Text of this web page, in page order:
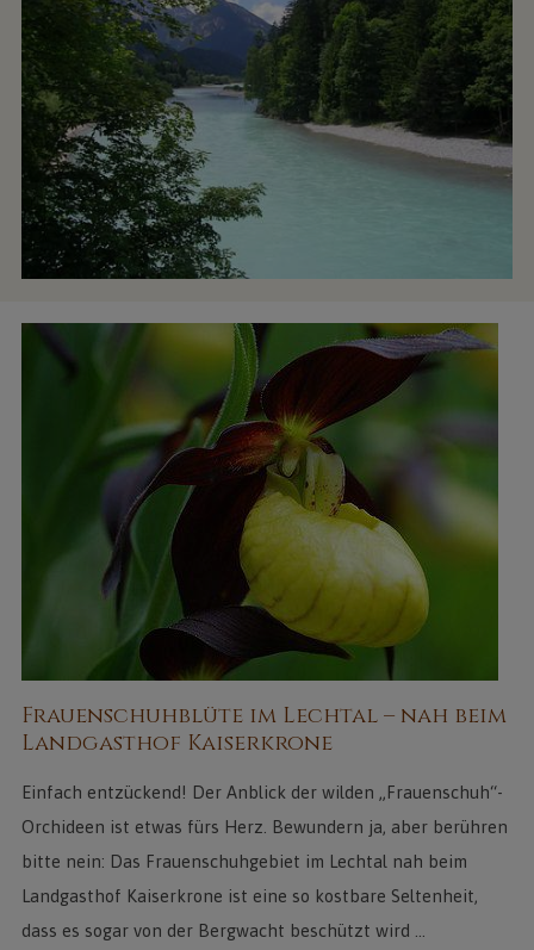
Frauenschuhblüte im Lechtal – nah beim
Landgasthof Kaiserkrone
Einfach entzückend! Der Anblick der wilden „Frauenschuh“-
Orchideen ist etwas fürs Herz. Bewundern ja, aber berühren
bitte nein: Das Frauenschuhgebiet im Lechtal nah beim
Landgasthof Kaiserkrone ist eine so kostbare Seltenheit,
dass es sogar von der Bergwacht beschützt wird ...